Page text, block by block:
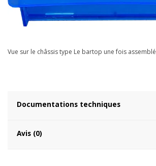
Vue sur le châssis type Le bartop une fois assemblé
Documentations techniques
Avis (0)